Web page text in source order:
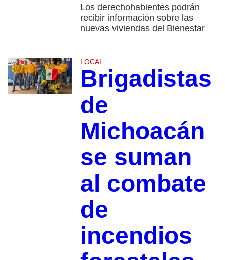
Los derechohabientes podrán
recibir información sobre las
nuevas viviendas del Bienestar
LOCAL
Brigadistas
de
Michoacán
se suman
al combate
de
incendios